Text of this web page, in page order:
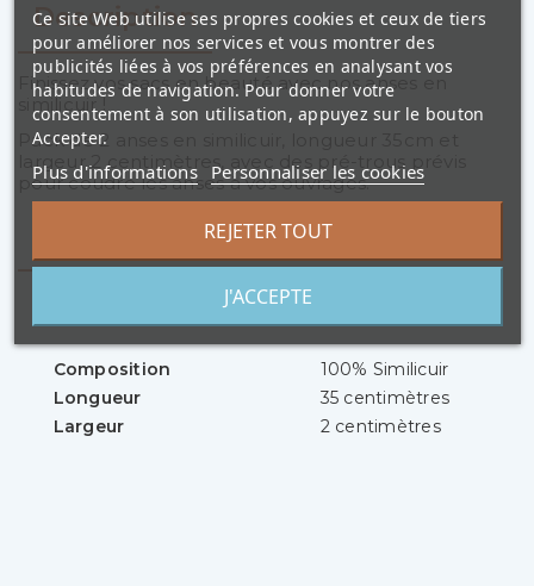
Description
Finissez vos sacs en beauté avec nos anses en
similicuir !
Pack de 2 anses en similicuir, longueur 35cm et
largeur 2 centimètres, avec des pré-trous prévis
pour coudre les anses à vos ouvrages.
Détails du produit
Composition
100% Similicuir
Longueur
35 centimètres
Largeur
2 centimètres
Ce site Web utilise ses propres cookies et ceux de tiers
pour améliorer nos services et vous montrer des
publicités liées à vos préférences en analysant vos
habitudes de navigation. Pour donner votre
consentement à son utilisation, appuyez sur le bouton
Accepter.
Plus d'informations Personnaliser les cookies
REJETER TOUT
J'ACCEPTE